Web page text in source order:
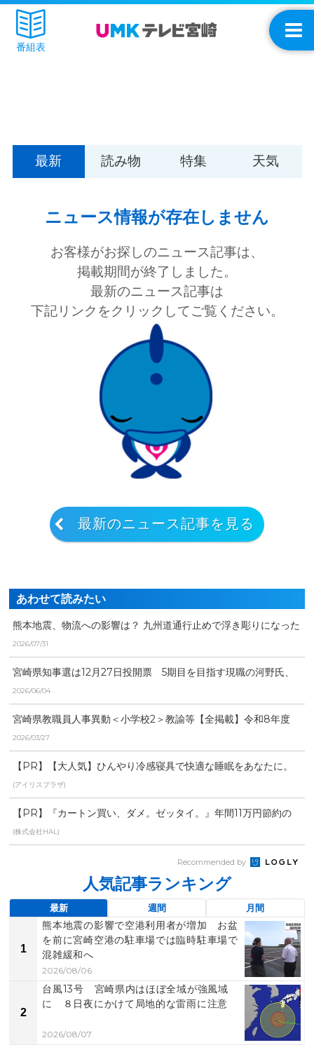
番組表
最新 読み物 特集 天気
ニュース情報が存在しません
お客様がお探しのニュース記事は、
掲載期間が終了しました。
最新のニュース記事は
下記リンクをクリックしてご覧ください。
最新のニュース記事を見る
あわせて読みたい
熊本地震、物流への影響は？ 九州道通行止めで浮き彫りになった
「労働時間」と「物流...
2026/07/31
宮崎県知事選は12月27日投開票 5期目を目指す現職の河野氏、
元県議の右松氏、元...
2026/06/04
宮崎県教職員人事異動＜小学校2＞教諭等【全掲載】令和8年度
あなたの恩師はどの学...
2026/03/27
【PR】【大人気】ひんやり冷感寝具で快適な睡眠をあなたに。
(アイリスプラザ)
【PR】『カートン買い、ダメ。ゼッタイ。』年間11万円節約の
新型タバコが爆売れ
(株式会社HAL)
Recommended by
人気記事ランキング
最新 週間 月間
1
熊本地震の影響で空港利用者が増加 お盆
を前に宮崎空港の駐車場では臨時駐車場で
混雑緩和へ
2026/08/06
2
台風13号 宮崎県内はほぼ全域が強風域
に ８日夜にかけて局地的な雷雨に注意
2026/08/07